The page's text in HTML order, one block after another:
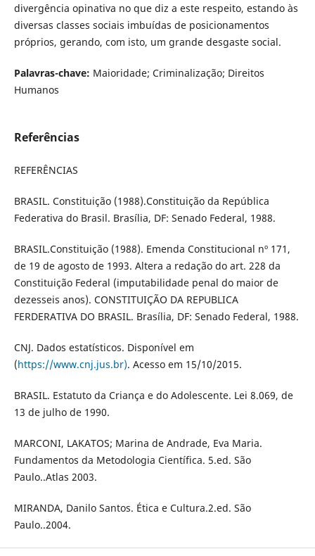
divergência opinativa no que diz a este respeito, estando às
diversas classes sociais imbuídas de posicionamentos
próprios, gerando, com isto, um grande desgaste social.
Palavras-chave: Maioridade; Criminalização; Direitos
Humanos
Referências
REFERÊNCIAS
BRASIL. Constituição (1988).Constituição da República
Federativa do Brasil. Brasília, DF: Senado Federal, 1988.
BRASIL.Constituição (1988). Emenda Constitucional nº 171,
de 19 de agosto de 1993. Altera a redação do art. 228 da
Constituição Federal (imputabilidade penal do maior de
dezesseis anos). CONSTITUIÇÃO DA REPUBLICA
FERDERATIVA DO BRASIL. Brasília, DF: Senado Federal, 1988.
CNJ. Dados estatísticos. Disponível em
(https://www.cnj.jus.br). Acesso em 15/10/2015.
BRASIL. Estatuto da Criança e do Adolescente. Lei 8.069, de
13 de julho de 1990.
MARCONI, LAKATOS; Marina de Andrade, Eva Maria.
Fundamentos da Metodologia Científica. 5.ed. São
Paulo..Atlas 2003.
MIRANDA, Danilo Santos. Ética e Cultura.2.ed. São
Paulo..2004.